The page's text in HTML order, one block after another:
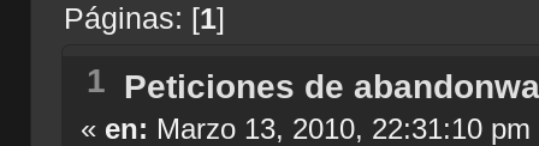
Páginas: [1]
1 Peticiones de
« en: Marzo 13, 2010, 22:31:10 pm